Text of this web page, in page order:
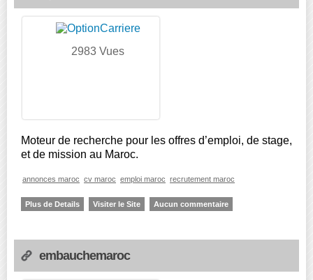
2983 Vues
Moteur de recherche pour les offres d’emploi, de stage,
et de mission au Maroc.
annonces maroc cv maroc emploi maroc recrutement maroc
Plus de Details Visiter le Site Aucun commentaire
embauchemaroc